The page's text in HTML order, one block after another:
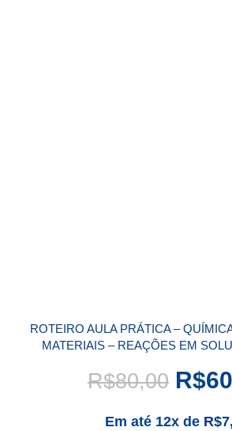
ROTEIRO AULA PRÁTICA –
MATERIAIS – REAÇÕES EM
R$80,00 R$
Em até 12x de R$